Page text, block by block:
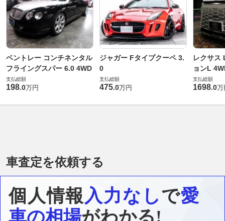
ベントレー コンチネンタル
フライングスパー 6.0 4WD
支払総額
198.0万円
ジャガー Fタイプクーペ 3.
0
支払総額
475.0万円
レクサス
ョンL
支払総額
1698.0万
車査定を依頼する
個人情報入力なしで愛